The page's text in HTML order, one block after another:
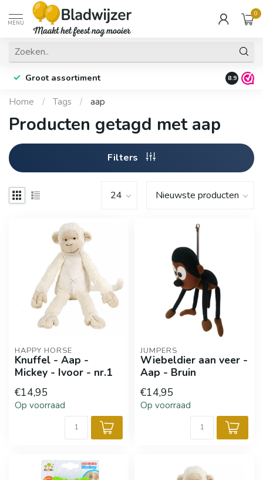
MENU
0
Groot assortiment Fysieke
8.9
Home / Tags / aap
Producten getagd met aap
Filters
HAPPY HORSE
Knuffel - Aap -
Mickey - Ivoor - nr.1
€14,95
Op voorraad
JUMPERS
Wiebeldier aan veer -
Aap - Bruin
€14,95
Op voorraad